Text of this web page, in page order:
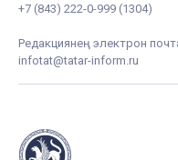
+7 (843) 222-0-999 (1304)
Редакциянең электрон
infotat@tatar-inform.ru